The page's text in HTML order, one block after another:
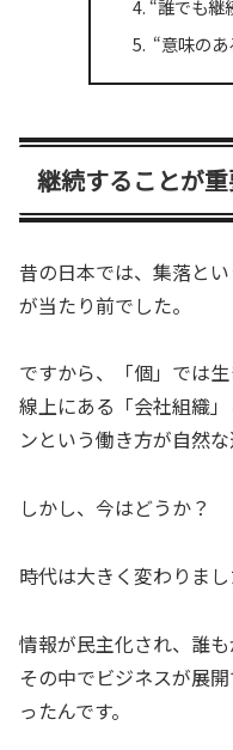
“誰でも継
“意味の
継続することが
昔の日本では、集落と
が当たり前でした。
ですから、「個」では
線上にある「会社組織
ンという働き方が自然
しかし、今はどうか？
時代は大きく変わりまし
情報が民主化され、誰
その中でビジネスが展
ったんです。